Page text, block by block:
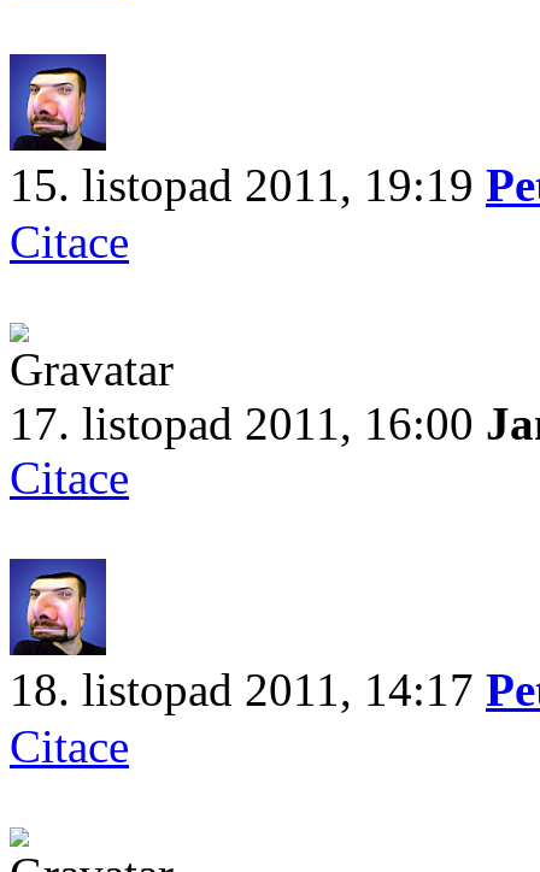
15. listopad 2011, 19:19
Citace
17. listopad 2011, 16:00
Citace
18. listopad 2011, 14:17
Citace